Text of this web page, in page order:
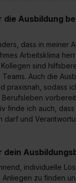
Ausbildung
dass in meiner
Arbeitsklima
sind
Auch die
praxisnah, sodass
Berufsleben
finde ich auch,
darf und
dein
individuelle
Anliegen zu finden